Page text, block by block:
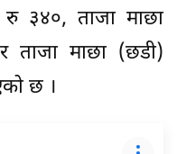
रु ३४०, ताजा माछा
ताजा माछा (छडी)
छ ।